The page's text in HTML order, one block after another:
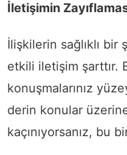
İletişimin
İlişkilerin sağlıklı
etkili iletişim şarttır.
konuşmalarınız
derin konular
kaçınıyorsanız, bu